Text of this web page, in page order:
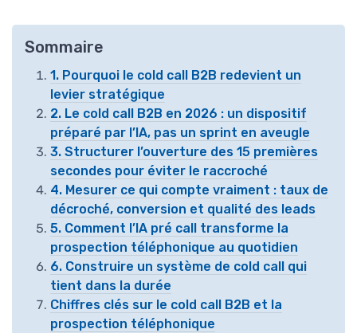
Sommaire
1. Pourquoi le cold call B2B redevient un
levier stratégique
2. Le cold call B2B en 2026 : un dispositif
préparé par l’IA, pas un sprint en aveugle
3. Structurer l’ouverture des 15 premières
secondes pour éviter le raccroché
4. Mesurer ce qui compte vraiment : taux de
décroché, conversion et qualité des leads
5. Comment l’IA pré call transforme la
prospection téléphonique au quotidien
6. Construire un système de cold call qui
tient dans la durée
Chiffres clés sur le cold call B2B et la
prospection téléphonique